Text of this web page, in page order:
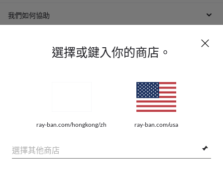
選擇或鍵入你的商店。
ray-ban.com/hongkong/zh ray-ban.com/usa
選擇其他商店
我們如何協助
法律